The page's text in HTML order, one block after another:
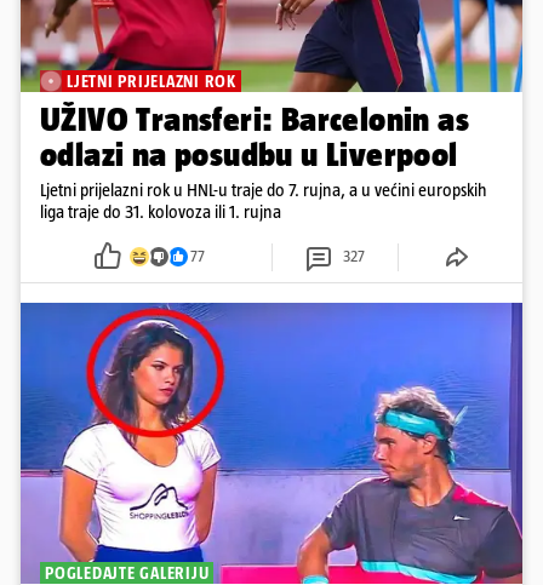
LJETNI PRIJELAZNI ROK
UŽIVO Transferi: Barcelonin as
odlazi na posudbu u Liverpool
Ljetni prijelazni rok u HNL-u traje do 7. rujna, a u većini europskih
liga traje do 31. kolovoza ili 1. rujna
77 327
POGLEDAJTE GALERIJU